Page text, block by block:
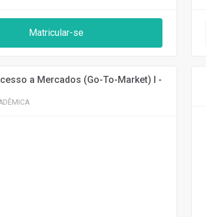
Matricular-se
a Mercados (Go-To-Market) I -